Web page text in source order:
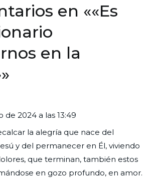
en ««Es
en la
»
de 2024 a las 13:49
la alegría que nace del
y del permanecer en Él, viviendo
que terminan, también estos
en gozo profundo, en amor.